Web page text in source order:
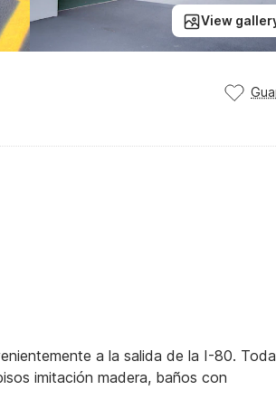
View
a la salida de la I-80.
imitación madera, baños con